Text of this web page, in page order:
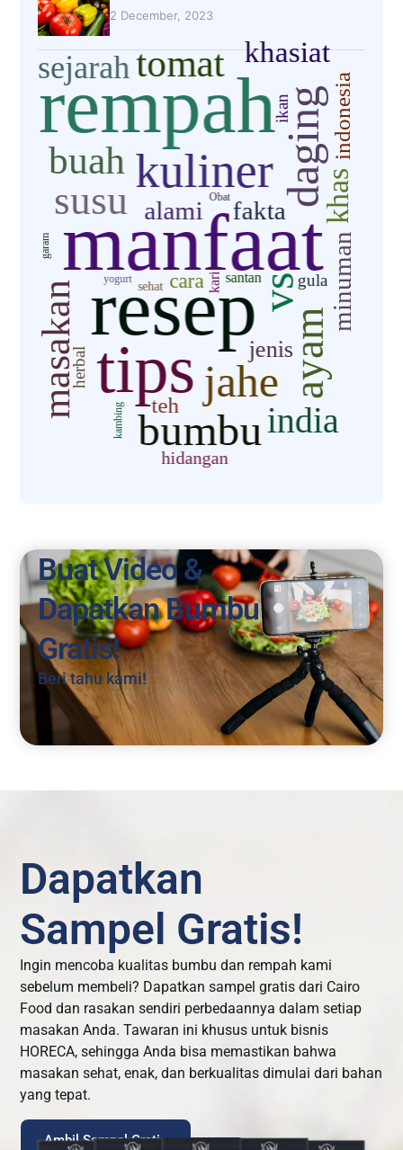
2 December, 2023
Buat Video &
Dapatkan Bumbu
Gratis!
Beri tahu kami!
Dapatkan
Sampel Gratis!
Ingin mencoba kualitas bumbu dan rempah kami
sebelum membeli? Dapatkan sampel gratis dari Cairo
Food dan rasakan sendiri perbedaannya dalam setiap
masakan Anda. Tawaran ini khusus untuk bisnis
HORECA, sehingga Anda bisa memastikan bahwa
masakan sehat, enak, dan berkualitas dimulai dari bahan
yang tepat.
Ambil Sampel Gratis